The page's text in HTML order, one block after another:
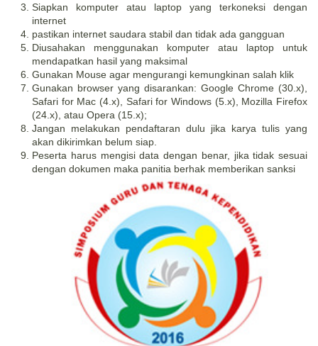
Siapkan komputer atau laptop yang terkoneksi dengan
internet
pastikan internet saudara stabil dan tidak ada gangguan
Diusahakan menggunakan komputer atau laptop untuk
mendapatkan hasil yang maksimal
Gunakan Mouse agar mengurangi kemungkinan salah klik
Gunakan browser yang disarankan: Google Chrome (30.x),
Safari for Mac (4.x), Safari for Windows (5.x), Mozilla Firefox
(24.x), atau Opera (15.x);
Jangan melakukan pendaftaran dulu jika karya tulis yang
akan dikirimkan belum siap.
Peserta harus mengisi data dengan benar, jika tidak sesuai
dengan dokumen maka panitia berhak memberikan sanksi